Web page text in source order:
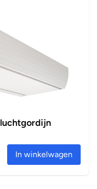
luchtgordijn
In winkelwagen